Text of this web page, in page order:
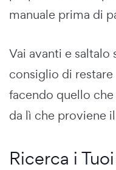
manuale prima di
Vai avanti e saltalo
consiglio di
facendo quello
da lì che proviene
Ricerca i